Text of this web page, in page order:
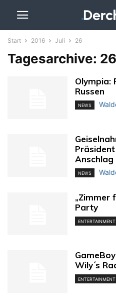
Start 2016 Juli 26
Tagesarchive:
Olympia:
Russen
NEWS
Anschlag
NEWS
„Zimmer
Party
ENTERTAINMENT
Wily´s
ENTERTAINMENT